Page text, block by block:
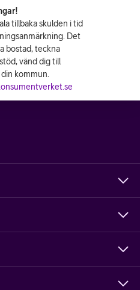
tillbaka skulden i tid
Det
bostad, teckna
vänd dig till
kommun.